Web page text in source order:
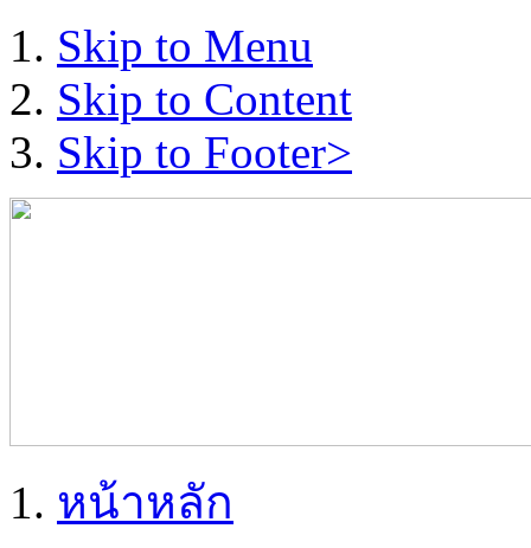
Skip to Menu
Skip to Content
Skip to Footer>
หน้าหลัก